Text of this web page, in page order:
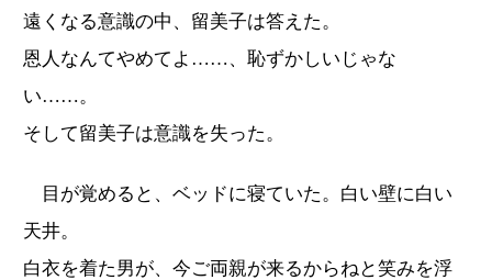
遠くなる意識の中、留美子は答えた。
恩人なんてやめてよ……、恥ずかしいじゃな
い……。
そして留美子は意識を失った。
目が覚めると、ベッドに寝ていた。白い壁に白い
天井。
白衣を着た男が、今ご両親が来るからねと笑みを浮